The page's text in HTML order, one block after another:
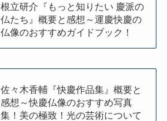
根立研介『もっと知りたい 慶派の
仏たち』概要と感想～運慶快慶の
仏像のおすすめガイドブック！
佐々木香輔『快慶作品集』概要と
感想～快慶仏像のおすすめ写真
集！美の極致！光の芸術について